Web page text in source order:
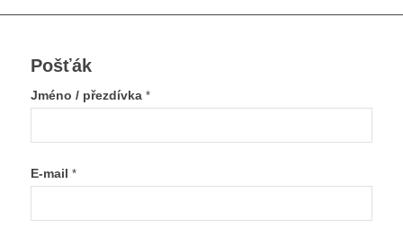
Pošťák
Jméno / přezdívka *
E-mail *